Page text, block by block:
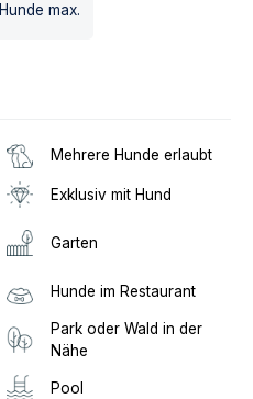
Hunde max.
Mehrere Hunde erlaubt
Exklusiv mit Hund
Garten
Hunde im Restaurant
Park oder Wald in der
Nähe
Pool